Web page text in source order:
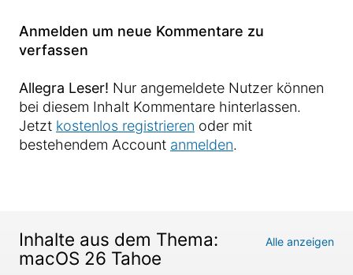
Anmelden um neue Kommentare zu
verfassen
Allegra Leser! Nur angemeldete Nutzer können
bei diesem Inhalt Kommentare hinterlassen.
Jetzt kostenlos registrieren oder mit
bestehendem Account anmelden.
Inhalte aus dem Thema:
macOS 26 Tahoe
Alle anzeigen